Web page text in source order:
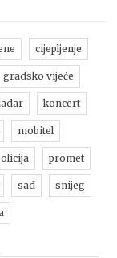
cijepljenje
gradsko vijeće
koncert
mobitel
promet
sad snijeg